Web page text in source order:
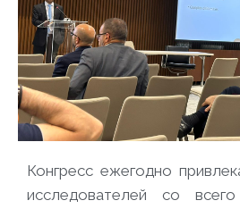
Конгресс ежегодно
исследователей со